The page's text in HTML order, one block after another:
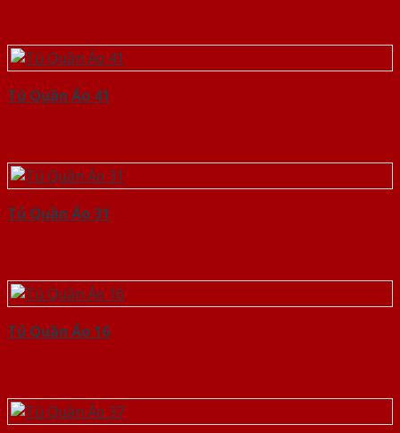
Tủ Quần Áo 41
Tủ Quần Áo 31
Tủ Quần Áo 16